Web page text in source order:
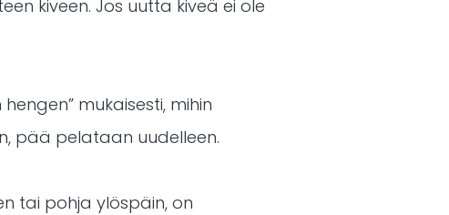
kiveen. Jos uutta kiveä ei ole
mukaisesti, mihin
pää pelataan uudelleen.
tai pohja ylöspäin, on